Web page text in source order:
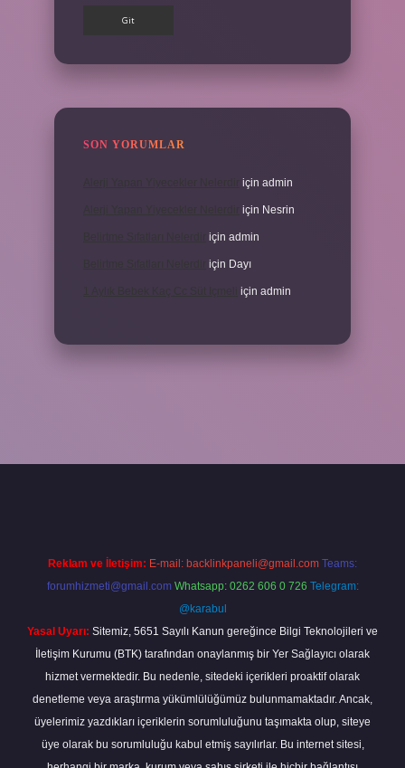
SON YORUMLAR
için admin
için Nesrin
için admin
için Dayı
için admin
Reklam ve İletişim: E-mail: backlinkpaneli@gmail.com Teams:
forumhizmeti@gmail.com Whatsapp: 0262 606 0 726 Telegram:
@karabul
Yasal Uyarı: Sitemiz, 5651 Sayılı Kanun gereğince Bilgi Teknolojileri ve
İletişim Kurumu (BTK) tarafından onaylanmış bir Yer Sağlayıcı olarak
hizmet vermektedir. Bu nedenle, sitedeki içerikleri proaktif olarak
denetleme veya araştırma yükümlülüğümüz bulunmamaktadır. Ancak,
üyelerimiz yazdıkları içeriklerin sorumluluğunu taşımakta olup, siteye
üye olarak bu sorumluluğu kabul etmiş sayılırlar. Bu internet sitesi,